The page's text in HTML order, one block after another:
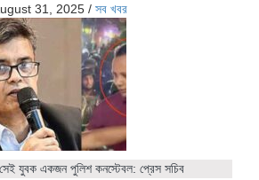
31, 2025 / সব খবর
সেই যুবক একজন পুলিশ কনস্টেবল: প্রেস সচিব